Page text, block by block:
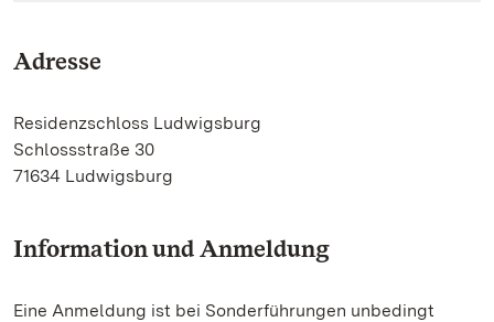
Adresse
Residenzschloss Ludwigsburg
Schlossstraße 30
71634 Ludwigsburg
Information und Anmeldung
Eine Anmeldung ist bei Sonderführungen unbedingt